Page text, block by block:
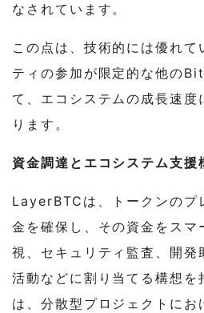
なされています。
この点は、技術的には優れて
ティの参加が限定的な他の
て、エコシステムの成長速度
ります。
資金調達とエコシステム支援
LayerBTCは、トークンのプ
金を確保し、その資金をスマ
視、セキュリティ監査、開発
活動などに割り当てる構想を
は、分散型プロジェクトにお